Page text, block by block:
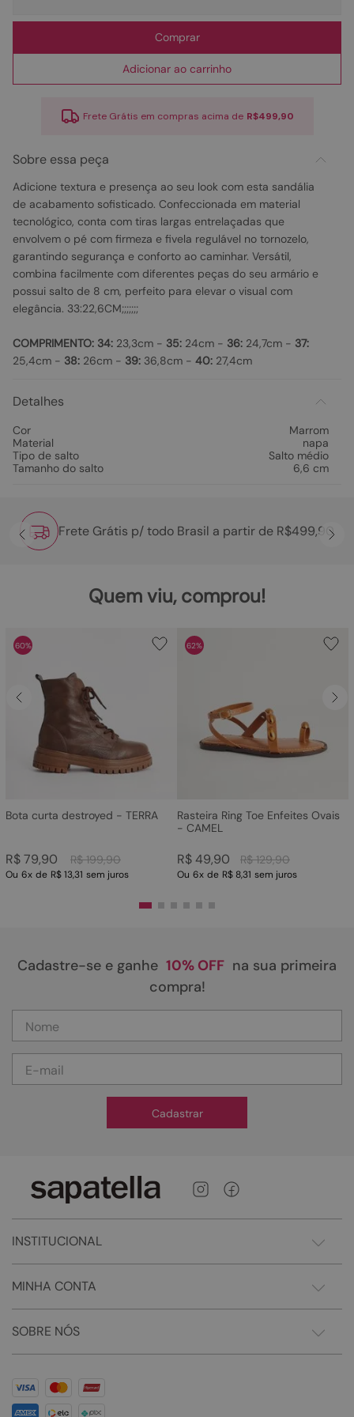
Comprar
Adicionar ao carrinho
Frete Grátis em compras acima de R$499,90
Sobre essa peça
Adicione textura e presença ao seu look com esta sandália
de acabamento sofisticado. Confeccionada em material
tecnológico, conta com tiras largas entrelaçadas que
envolvem o pé com firmeza e fivela regulável no tornozelo,
garantindo segurança e conforto ao caminhar. Versátil,
combina facilmente com diferentes peças do seu armário e
possui salto de 8 cm, perfeito para elevar o visual com
elegância. 33:22,6CM;;;;;;;
COMPRIMENTO: 34: 23,3cm - 35: 24cm - 36: 24,7cm - 37:
25,4cm - 38: 26cm - 39: 36,8cm - 40: 27,4cm
Detalhes
Cor
Marrom
Material
napa
Tipo de salto
Salto médio
Tamanho do salto
6,6 cm
Frete Grátis p/ todo Brasil a partir de R$499,90
Quem viu, comprou!
60%
Bota curta destroyed - TERRA
R$ 199,90
R$79,90
Ou 6x de R$ 13,31 sem juros
62%
Rasteira Ring Toe Enfeites Ovais
- CAMEL
R$ 129,90
R$49,90
Ou 6x de R$ 8,31 sem juros
Cadastre-se e ganhe 10% OFF na sua primeira
compra!
Cadastrar
INSTITUCIONAL
MINHA CONTA
SOBRE NÓS